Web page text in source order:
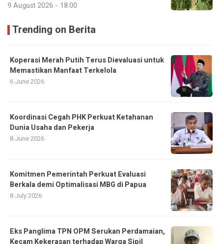
9 August 2026 - 18:00
Trending on Berita
Koperasi Merah Putih Terus Dievaluasi untuk
Memastikan Manfaat Terkelola
6 June 2026
Koordinasi Cegah PHK Perkuat Ketahanan
Dunia Usaha dan Pekerja
8 June 2026
Komitmen Pemerintah Perkuat Evaluasi
Berkala demi Optimalisasi MBG di Papua
8 July 2026
Eks Panglima TPN OPM Serukan Perdamaian,
Kecam Kekerasan terhadap Warga Sipil